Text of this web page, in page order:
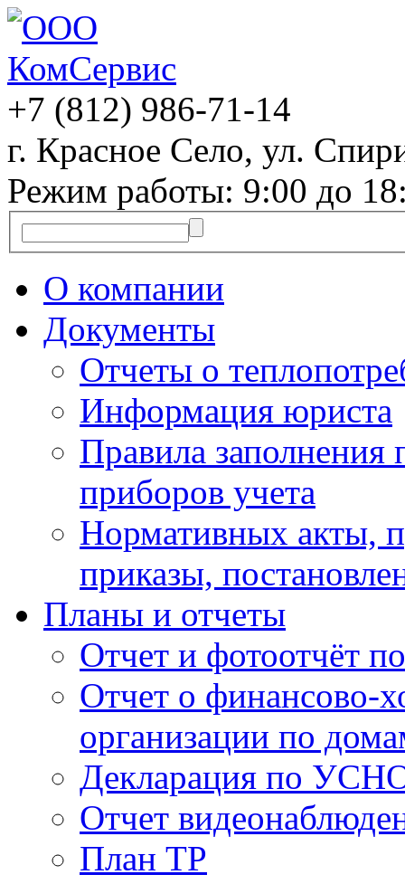
+7 (812) 986-71-14
г. Красное Село, ул.
Режим работы: 9:00 до
О компании
Документы
Отчеты о
Информация юриста
Правила заполнения
приборов учета
Нормативных акты,
приказы,
Планы и отчеты
Отчет и фотоотчёт
Отчет о финансово-
организации по
Декларация по
Отчет
План ТР